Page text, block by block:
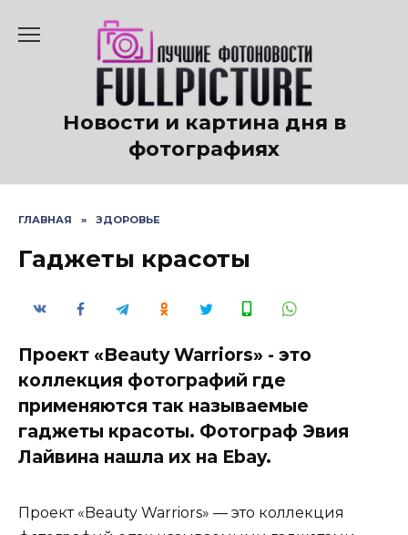
содержанию
Новости и картина дня в
фотографиях
ГЛАВНАЯ » ЗДОРОВЬЕ
Гаджеты красоты
Проект «Beauty Warriors» - это
коллекция фотографий где
применяются так называемые
гаджеты красоты. Фотограф Эвия
Лайвина нашла их на Ebay.
Проект «Beauty Warriors» — это коллекция